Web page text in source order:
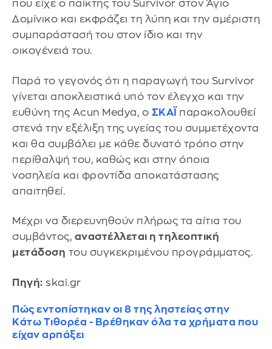
που είχε ο παίκτης του Survivor στον Άγιο
Δομίνικο και εκφράζει τη λύπη και την αμέριστη
συμπαράστασή του στον ίδιο και την
οικογένειά του.
Παρά το γεγονός ότι η παραγωγή του Survivor
γίνεται αποκλειστικά υπό τον έλεγχο και την
ευθύνη της Acun Medya, ο ΣΚΑΪ παρακολουθεί
στενά την εξέλιξη της υγείας του συμμετέχοντα
και θα συμβάλει με κάθε δυνατό τρόπο στην
περίθαλψή του, καθώς και στην όποια
νοσηλεία και φροντίδα αποκατάστασης
απαιτηθεί.
Μέχρι να διερευνηθούν πλήρως τα αίτια του
συμβάντος, αναστέλλεται η τηλεοπτική
μετάδοση του συγκεκριμένου προγράμματος.
Πηγή: skai.gr
Πώς εντοπίστηκαν οι 8 της ληστείας στην
Κάτω Τιθορέα - Βρέθηκαν όλα τα χρήματα που
είχαν αρπάξει